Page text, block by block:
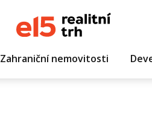
Zahraniční nemovitosti